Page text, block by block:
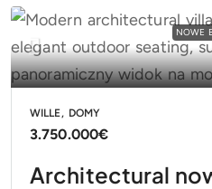
NOWE
WILLE, DOMY
3.750.000€
Architectural